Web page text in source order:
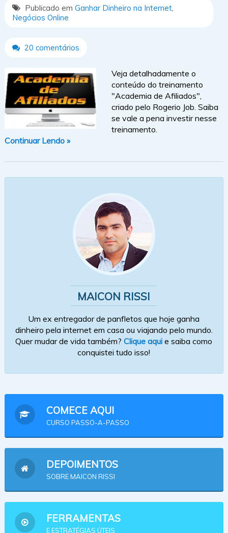
Publicado em Ganhar Dinheiro na Internet,
Negócios Online
20 comentários
Veja detalhadamente o
conteúdo do treinamento
"Academia de Afiliados",
criado pelo Rogerio Job. Saiba
se vale a pena investir nesse
treinamento.
Continuar Lendo »
MAICON RISSI
Um ex entregador de panfletos que hoje ganha
dinheiro pela internet em casa ou viajando pelo mundo.
Quer mudar de vida também?Clique aqui e saiba como
conquistei tudo isso!
COMECE AQUI
CURSO PASSO-A-PASSO
DEPOIMENTOS
SOBRE MAICON RISSI
FERRAMENTAS
E ESTRATÉGIAS ÚTEIS